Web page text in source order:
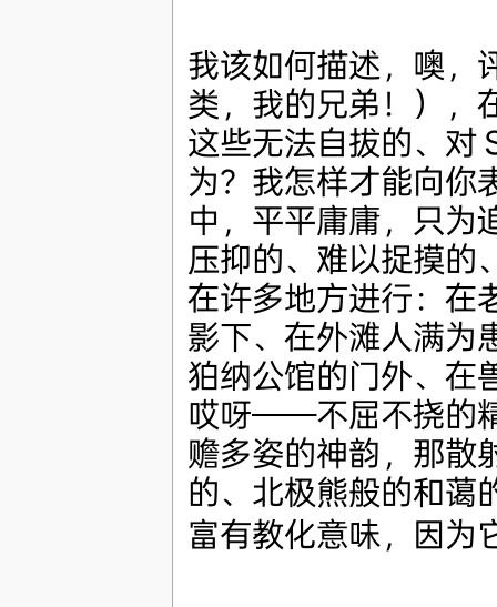
我该如何描述，噢，
类，我的兄弟！），
这些无法自拔的、对
为？我怎样才能向你
中，平平庸庸，只为
压抑的、难以捉摸的
在许多地方进行：在
影下、在外滩人满为
狛纳公馆的门外、
哎呀——不屈不挠的
赡多姿的神韵，那散
的、北极熊般的和蔼
富有教化意味，因为